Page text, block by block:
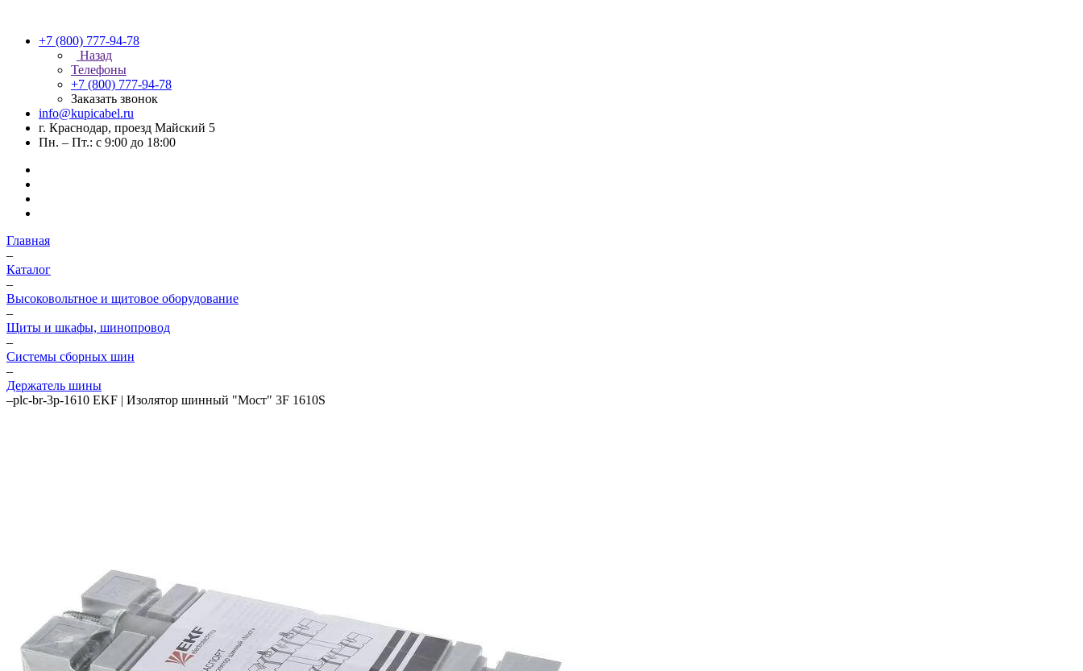
+7 (800) 777-94-78
Назад
Телефоны
+7 (800) 777-94-78
Заказать звонок
info@kupicabel.ru
г. Краснодар, проезд Майский 5
Пн. – Пт.: с 9:00 до 18:00
Главная
–
Каталог
–
Высоковольтное и щитовое оборудование
–
Щиты и шкафы, шинопровод
–
Системы сборных шин
–
Держатель шины
–plc-br-3p-1610 EKF | Изолятор шинный "Мост" 3F 1610S